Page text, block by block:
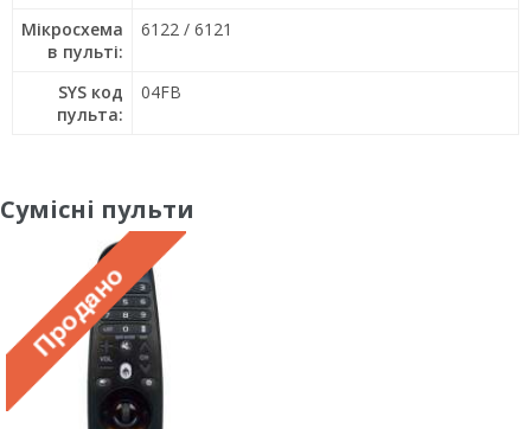
Мікросхема
в пульті:
6122 / 6121
SYS код
пульта:
04FB
Сумісні пульти